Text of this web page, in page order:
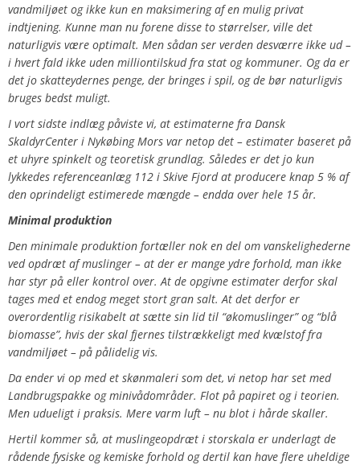
vandmiljøet og ikke kun en maksimering af en mulig privat
indtjening. Kunne man nu forene disse to størrelser, ville det
naturligvis være optimalt. Men sådan ser verden desværre ikke ud –
i hvert fald ikke uden milliontilskud fra stat og kommuner. Og da er
det jo skatteydernes penge, der bringes i spil, og de bør naturligvis
bruges bedst muligt.
I vort sidste indlæg påviste vi, at estimaterne fra Dansk
SkaldyrCenter i Nykøbing Mors var netop det – estimater baseret på
et uhyre spinkelt og teoretisk grundlag. Således er det jo kun
lykkedes referenceanlæg 112 i Skive Fjord at producere knap 5 % af
den oprindeligt estimerede mængde – endda over hele 15 år.
Minimal produktion
Den minimale produktion fortæller nok en del om vanskelighederne
ved opdræt af muslinger – at der er mange ydre forhold, man ikke
har styr på eller kontrol over. At de opgivne estimater derfor skal
tages med et endog meget stort gran salt. At det derfor er
overordentlig risikabelt at sætte sin lid til “økomuslinger” og “blå
biomasse”, hvis der skal fjernes tilstrækkeligt med kvælstof fra
vandmiljøet – på pålidelig vis.
Da ender vi op med et skønmaleri som det, vi netop har set med
Landbrugspakke og minivådområder. Flot på papiret og i teorien.
Men udueligt i praksis. Mere varm luft – nu blot i hårde skaller.
Hertil kommer så, at muslingeopdræt i storskala er underlagt de
rådende fysiske og kemiske forhold og dertil kan have flere uheldige